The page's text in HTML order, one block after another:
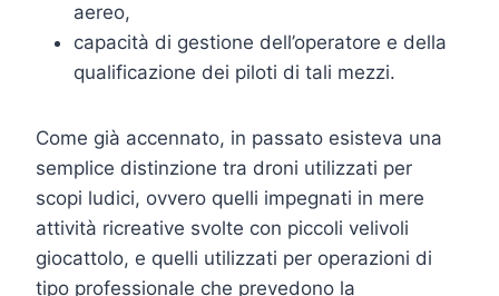
aereo,
capacità di gestione dell’operatore e della
qualificazione dei piloti di tali mezzi.
Come già accennato, in passato esisteva una
semplice distinzione tra droni utilizzati per
scopi ludici, ovvero quelli impegnati in mere
attività ricreative svolte con piccoli velivoli
giocattolo, e quelli utilizzati per operazioni di
tipo professionale che prevedono la